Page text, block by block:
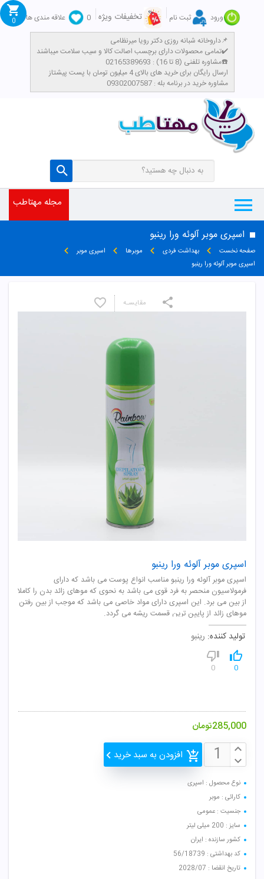
ورود ثبت نام تخفیفات ویژه 0
علاقه مندی ها
داروخانه شبانه روزی دکتر رویا میرنظامی📌
تمامی محصولات دارای برچسب اصالت کالا و سیب سلامت میباشند✔️
مشاوره تلفنی (8 تا 16) : 02165389693☎️
​ارسال رایگان برای خرید های بالای 4 میلیون تومان با پست پیشتاز
مشاوره خرید در برنامه بله : 09302007587
0
مجله مهتاطب
اسپری موبر آلوئه ورا رینبو
صفحه نخست بهداشت فردی موبرها
اسپری موبر
اسپری موبر آلوئه ورا رینبو
اسپری موبر آلوئه ورا رینبو
اسپری موبر آلوئه ورا رینبو مناسب انواع پوست می باشد که دارای
فرمولاسیون منحصر به فرد قوی می باشد به نحوی که موهای زائد بدن را کاملا
از بین می برد. این اسپری دارای مواد خاصی می باشد که موجب از بین رفتن
موهای زائد از پایین ترین قسمت ریشه می گردد.
تولید کننده: رینبو
0
0
285,000تومان
افزودن به سبد خرید
مقایسـه
نوع محصول : اسپری
کارائی : موبر
جنسیت : عمومی
سایز : 200 میلی لیتر
کشور سازنده : ایران
کد بهداشتی : 56/18739
تاریخ انقضا : 2028/07